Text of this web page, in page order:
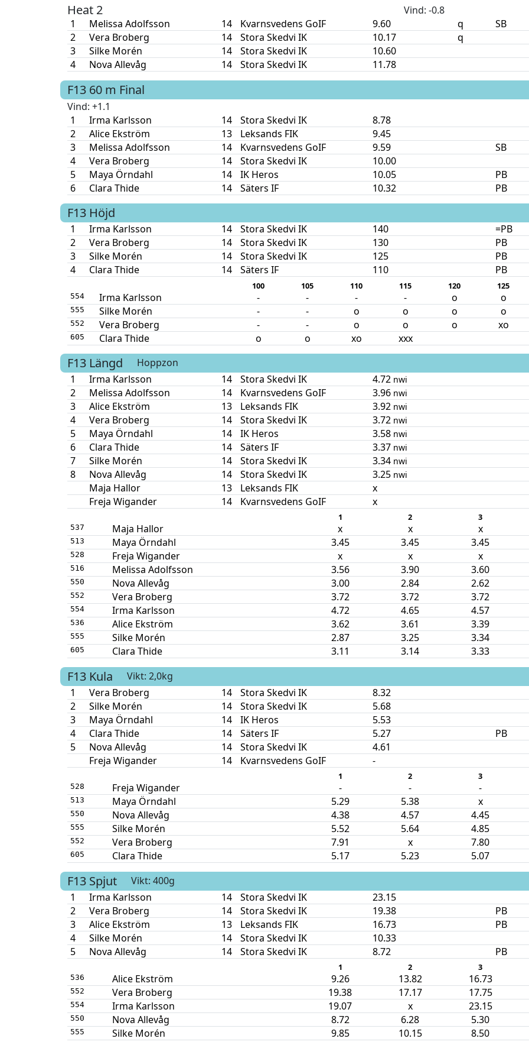
Heat 2 Vind: -0.8
1
Melissa Adolfsson 14 Kvarnsvedens GoIF 9.60 q
SB
2
Vera Broberg 14 Stora Skedvi IK 10.17
q
3
Silke Morén 14 Stora Skedvi IK
10.60
4
Nova Allevåg 14 Stora Skedvi IK 11.78
F13 60 m Final
Vind: +1.1
1
Irma Karlsson 14 Stora Skedvi IK
8.78
2
Alice Ekström 13 Leksands FIK
9.45
3
Melissa Adolfsson 14 Kvarnsvedens GoIF 9.59
SB
4
Vera Broberg 14 Stora Skedvi IK
10.00
5
Maya Örndahl 14 IK Heros 10.05
PB
6
Clara Thide 14 Säters IF 10.32 PB
F13 Höjd
1
Irma Karlsson 14 Stora Skedvi IK 140
=PB
2
Vera Broberg 14 Stora Skedvi IK 130
PB
3
Silke Morén 14 Stora Skedvi IK 125
PB
4
Clara Thide 14 Säters IF 110 PB
100 105 110 115 120 125
554 Irma Karlsson - - - - o o
555 Silke Morén - - o o o o
552 Vera Broberg - - o o o xo
605 Clara Thide o o xo xxx
F13 Längd Hoppzon
1
Irma Karlsson 14 Stora Skedvi IK 4.72 nwi
2 Melissa Adolfsson 14 Kvarnsvedens GoIF 3.96 nwi
3 Alice Ekström 13 Leksands FIK 3.92 nwi
4 Vera Broberg 14 Stora Skedvi IK 3.72 nwi
5 Maya Örndahl 14 IK Heros 3.58 nwi
6 Clara Thide 14 Säters IF 3.37 nwi
7 Silke Morén 14 Stora Skedvi IK 3.34 nwi
8 Nova Allevåg 14 Stora Skedvi IK 3.25 nwi
Maja Hallor 13 Leksands FIK
x
Freja Wigander
14 Kvarnsvedens GoIF x
1 2 3
537 Maja Hallor x x x
513 Maya Örndahl 3.45 3.45 3.45
528 Freja Wigander x x x
516 Melissa Adolfsson 3.56 3.90 3.60
550 Nova Allevåg 3.00 2.84 2.62
552 Vera Broberg 3.72 3.72 3.72
554 Irma Karlsson 4.72 4.65 4.57
536 Alice Ekström 3.62 3.61 3.39
555 Silke Morén 2.87 3.25 3.34
605 Clara Thide 3.11 3.14 3.33
F13 Kula Vikt: 2,0kg
1
Vera Broberg 14 Stora Skedvi IK
8.32
2
Silke Morén 14 Stora Skedvi IK
5.68
3
Maya Örndahl 14 IK Heros
5.53
4
Clara Thide 14 Säters IF 5.27
PB
5
Nova Allevåg 14 Stora Skedvi IK
4.61
Freja Wigander
14 Kvarnsvedens GoIF -
1 2 3
528 Freja Wigander - - -
513 Maya Örndahl 5.29 5.38 x
550 Nova Allevåg 4.38 4.57 4.45
555 Silke Morén 5.52 5.64 4.85
552 Vera Broberg 7.91 x 7.80
605 Clara Thide 5.17 5.23 5.07
F13 Spjut Vikt: 400g
1
Irma Karlsson 14 Stora Skedvi IK
23.15
2
Vera Broberg 14 Stora Skedvi IK 19.38
PB
3
Alice Ekström 13 Leksands FIK 16.73
PB
4
Silke Morén 14 Stora Skedvi IK
10.33
5
Nova Allevåg 14 Stora Skedvi IK 8.72 PB
1 2 3
536 Alice Ekström 9.26 13.82 16.73
552 Vera Broberg 19.38 17.17 17.75
554 Irma Karlsson 19.07 x 23.15
550 Nova Allevåg 8.72 6.28 5.30
555 Silke Morén 9.85 10.15 8.50